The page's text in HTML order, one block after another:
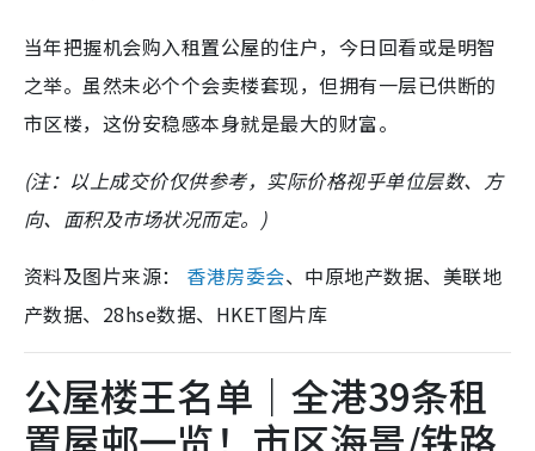
当年把握机会购入租置公屋的住户，今日回看或是明智
之举。虽然未必个个会卖楼套现，但拥有一层已供断的
市区楼，这份安稳感本身就是最大的财富。
(注：以上成交价仅供参考，实际价格视乎单位层数、方
向、面积及市场状况而定。)
资料及图片来源： 香港房委会、中原地产数据、美联地
产数据、28hse数据、HKET图片库
公屋楼王名单｜全港39条租